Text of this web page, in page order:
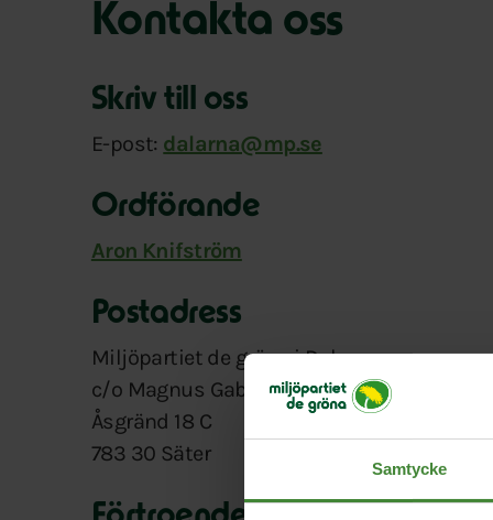
Samtycke
Kontakta oss
Skriv till oss
E-post: dalarna@mp.se
Ordförande
Aron Knifström
Postadress
Miljöpartiet de gröna i Dalarna
c/o Magnus Gabrielson
Åsgränd 18 C
783 30 Säter